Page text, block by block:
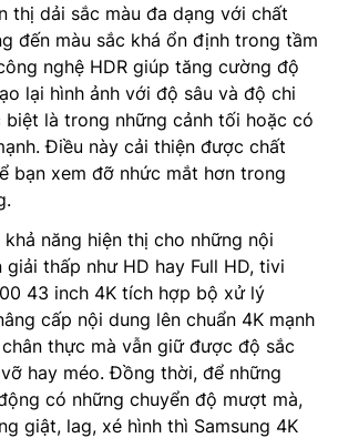
thị dải sắc màu đa dạng với chất
đến màu sắc khá ổn định trong tầm
nghệ HDR giúp tăng cường độ
lại hình ảnh với độ sâu và độ chi
là trong những cảnh tối hoặc có
Điều này cải thiện được chất
bạn xem đỡ nhức mắt hơn trong
năng hiện thị cho những nội
thấp như HD hay Full HD, tivi
43 inch 4K tích hợp bộ xử lý
cấp nội dung lên chuẩn 4K mạnh
thực mà vẫn giữ được độ sắc
hay méo. Đồng thời, để những
có những chuyển độ mượt mà,
giật, lag, xé hình thì Samsung 4K